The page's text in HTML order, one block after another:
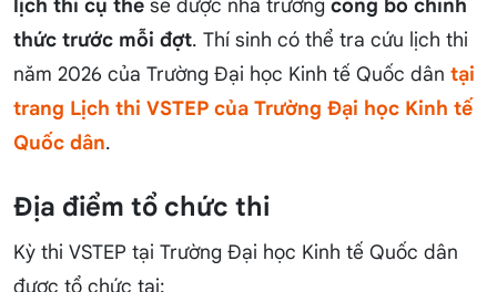
lịch thi cụ thể sẽ được nhà trường công bố chính
thức trước mỗi đợt. Thí sinh có thể tra cứu lịch thi
năm 2026 của Trường Đại học Kinh tế Quốc dân tại
trang Lịch thi VSTEP của Trường Đại học Kinh tế
Quốc dân.
Địa điểm tổ chức thi
Kỳ thi VSTEP tại Trường Đại học Kinh tế Quốc dân
được tổ chức tại: